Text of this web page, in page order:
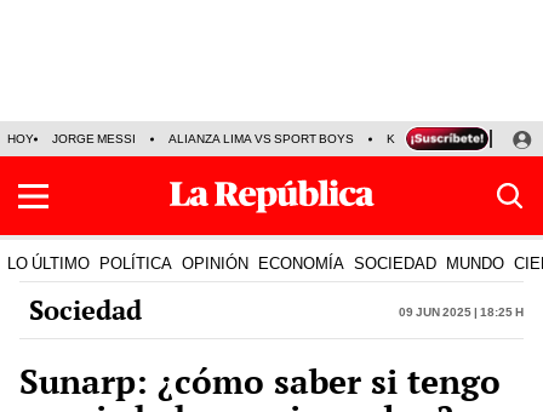
HOY JORGE MESSI ALIANZA LIMA VS SPORT BOYS KENJI FUJIMORI
LO ÚLTIMO POLÍTICA OPINIÓN ECONOMÍA SOCIEDAD MUNDO
Sociedad 09 Jun 2025 | 18:25 h
Sunarp: ¿cómo saber si tengo